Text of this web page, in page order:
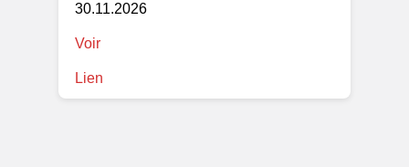
30.11.2026
Voir
Lien